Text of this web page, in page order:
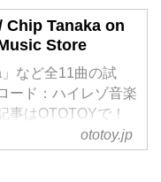
Chip Tanaka on
Store
」など全11曲の試
ード：ハイレゾ音楽
事はOTOTOYで！
天堂のサウンドエ
てチップサウンドを
ototoy.jp